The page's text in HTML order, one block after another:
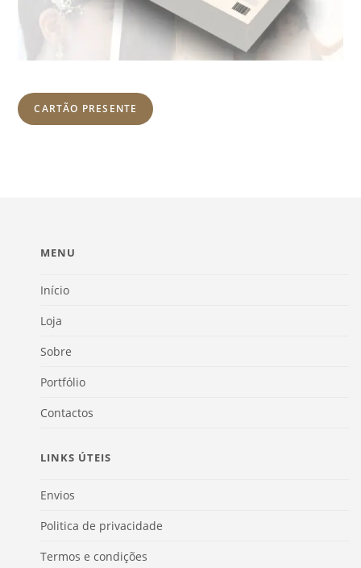
CARTÃO PRESENTE
MENU
Início
Loja
Sobre
Portfólio
Contactos
LINKS ÚTEIS
Envios
Politica de privacidade
Termos e condições